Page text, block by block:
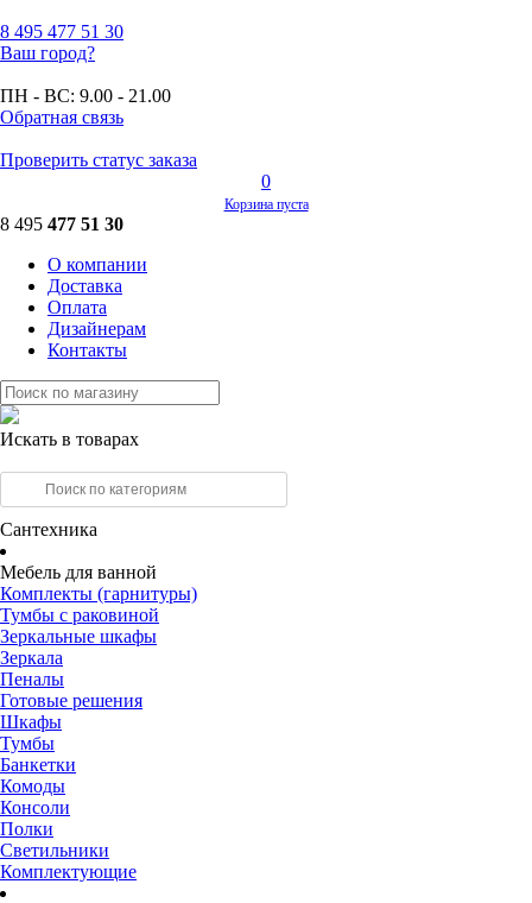
8 495 477 51 30
Ваш город?
ПН - ВС: 9.00 - 21.00
Обратная связь
Проверить статус заказа
0
Корзина пуста
8 495 477 51 30
О компании
Доставка
Оплата
Дизайнерам
Контакты
Искать в товарах
Сантехника
Мебель для ванной
Комплекты (гарнитуры)
Тумбы с раковиной
Зеркальные шкафы
Зеркала
Пеналы
Готовые решения
Шкафы
Тумбы
Банкетки
Комоды
Консоли
Полки
Светильники
Комплектующие